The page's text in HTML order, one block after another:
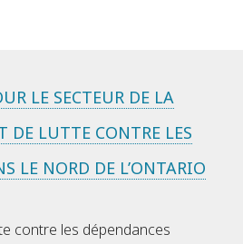
LE SECTEUR DE LA
DE LUTTE CONTRE LES
LE NORD DE L’ONTARIO
contre les dépendances